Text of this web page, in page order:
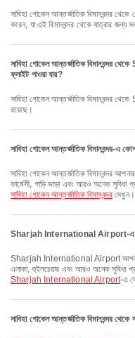
সাবিহা গোকেন আন্তর্জাতিক বিমানবন্দর থেকে
করেন, যা এই বিমানবন্দর থেকে যাত্রার জন্য
সাবিহা গোকেন আন্তর্জাতিক
ফ্লাইট পাওয়া যায়?
সাবিহা গোকেন আন্তর্জাতিক বিমানবন্দর থেকে Sharjah International Airport পর্যন্ত 4টি ফ্লাইট
রয়েছে।
সাবিহা গোকেন আন্তর্জাতিক বিমানবন্দর-এ
সাবিহা গোকেন আন্তর্জাতিক বিমানবন্দর আপনার ভ্রমণ অভিজ্ঞতা আরও ভালো করতে লাউঞ্জ, ক্লিনিক এবং
ফার্মেসী, গাড়ি ভাড়া এবং আরও অনেক সুবিধা
সাবিহা গোকেন আন্তর্জাতিক বিমানবন্দর দেখুন।
Sharjah International Airport-এ কোন
Sharjah International Airport আপনার ভ্রমণকে আরও আরামদায়ক করতে গাড়ি ভাড়া, ধূমপান
এলাকা, হুইলচেয়ার এবং আরও অনেক সুবিধা
Sharjah International Airport-এ
সাবিহা গোকেন আন্তর্জাতিক বিমানবন্দর